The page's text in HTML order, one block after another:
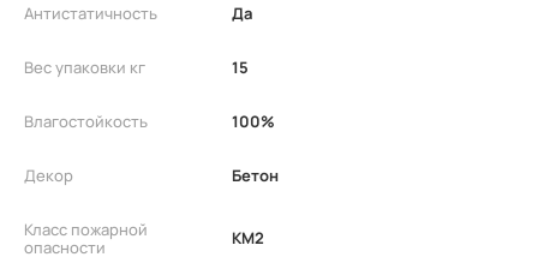
Антистатичность Да
Вес упаковки кг 15
Влагостойкость 100%
Декор Бетон
Класс пожарной
опасности
КМ2